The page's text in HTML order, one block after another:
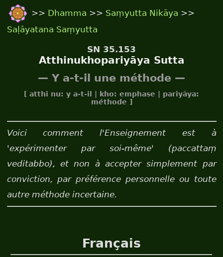
>> Dhamma >> Saṃyutta Nikāya >>
Saḷāyatana Saṃyutta
SN 35.153
Atthinukhopariyāya Sutta
— Y a-t-il une méthode —
[ atthi nu: y a-t-il | kho: emphase | pariyāya:
méthode ]
Voici comment l'Enseignement est à
'expérimenter par soi-même' (paccattaṃ
veditabbo), et non à accepter simplement par
conviction, par préférence personnelle ou toute
autre méthode incertaine.
Français